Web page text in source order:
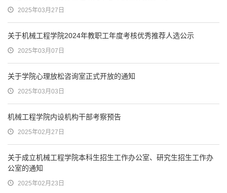
2025年03月27日
关于机械工程学院2024年教职工年度考核优秀推荐人选公示
2025年03月07日
关于学院心理放松咨询室正式开放的通知
2025年03月03日
机械工程学院内设机构干部考察预告
2025年02月27日
关于成立机械工程学院本科生招生工作办公室、研究生招生工作办
公室的通知
2025年02月23日